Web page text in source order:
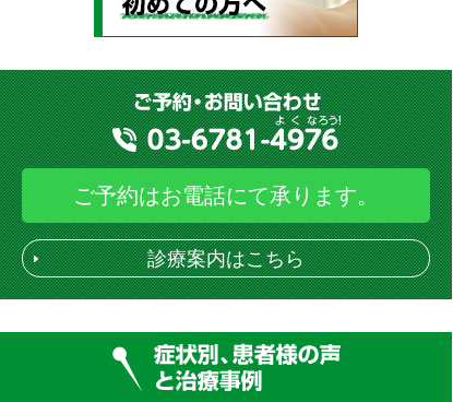
ご予約はお電話にて承ります。
診療案内はこちら